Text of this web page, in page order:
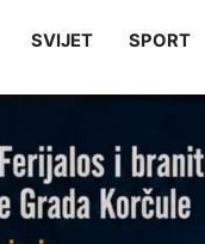
SVIJET SPORT